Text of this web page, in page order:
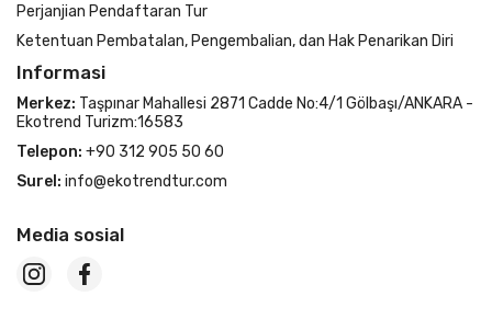
Perjanjian Pendaftaran Tur
Ketentuan Pembatalan, Pengembalian, dan Hak Penarikan Diri
Informasi
Merkez: Taşpınar Mahallesi 2871 Cadde No:4/1 Gölbaşı/ANKARA -
Ekotrend Turizm:16583
Telepon: +90 312 905 50 60
Surel: info@ekotrendtur.com
Media sosial